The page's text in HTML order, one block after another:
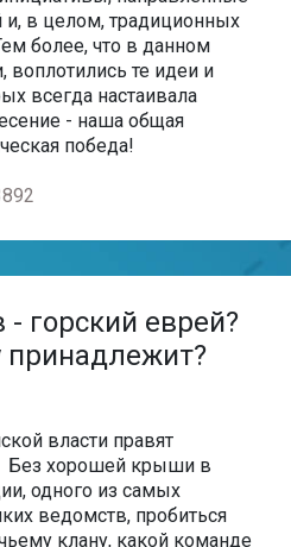
и, в целом, традиционных
более, что в данном
воплотились те идеи и
всегда настаивала
- наша общая
победа!
горский еврей?
принадлежит?
власти правят
Без хорошей крыши в
одного из самых
ведомств, пробиться
клану, какой команде